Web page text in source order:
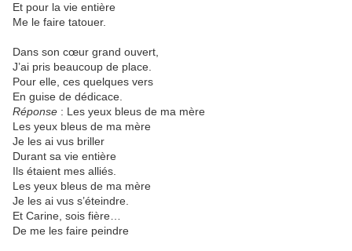
Et pour la vie entière
Me le faire tatouer.
Dans son cœur grand ouvert,
J’ai pris beaucoup de place.
Pour elle, ces quelques vers
En guise de dédicace.
Réponse : Les yeux bleus de ma mère
Les yeux bleus de ma mère
Je les ai vus briller
Durant sa vie entière
Ils étaient mes alliés.
Les yeux bleus de ma mère
Je les ai vus s’éteindre.
Et Carine, sois fière…
De me les faire peindre